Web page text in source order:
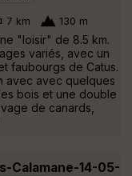
7 km 130 m
"loisir" de 8.5 km.
variés, avec un
faubourgs de Catus.
avec avec quelques
bois et une double
de canards,
Calamane-14-05-